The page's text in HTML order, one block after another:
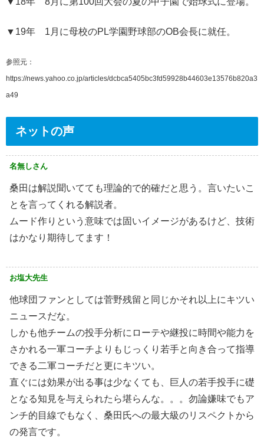
▼19年 1月に母校のPL学園野球部のOB会長に就任。
参照元：
https://news.yahoo.co.jp/articles/dcbca5405bc3fd59928b44603e13576b820a3
a49
ネットの声
名無しさん
桑田は解説聞いてても理論的で的確だと思う。言いたいこ
とを言ってくれる解説者。
ムード作りという意味では固いイメージがあるけど、技術
はかなり期待してます！
お塩大先生
他球団ファンとしては菅野残留と同じかそれ以上にキツい
ニュースだな。
しかも他チームの投手分析にローテや継投に時間や能力を
さかれる一軍コーチよりもじっくり若手と向き合って指導
できる二軍コーチだと更にキツい。
直ぐには効果が出る事は少なくても、巨人の若手投手に礎
となる知見を与えられたら堪らんな。。。勿論嫌味でもア
ンチ的目線でもなく、桑田氏への最大級のリスペクトから
の発言です。